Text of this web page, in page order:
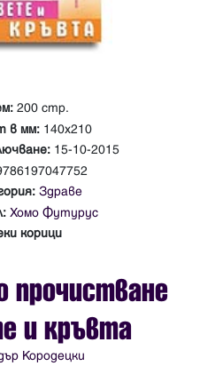
200 стр.
в мм: 140х210
15-10-2015
Здраве
Хомо Футурус
корици
прочистване
и кръвта
Кородецки